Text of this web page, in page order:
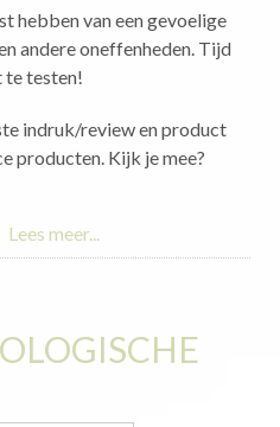
hebben van een gevoelige
andere oneffenheden. Tijd
te testen!
indruk/review en product
producten. Kijk je mee?
Lees meer...